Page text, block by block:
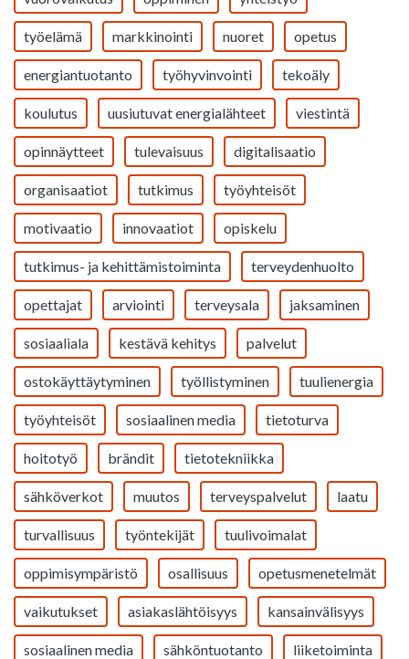
työelämä markkinointi nuoret opetus
energiantuotanto työhyvinvointi tekoäly
koulutus uusiutuvat energialähteet viestintä
opinnäytteet tulevaisuus digitalisaatio
organisaatiot tutkimus työyhteisöt
motivaatio innovaatiot opiskelu
tutkimus- ja kehittämistoiminta terveydenhuolto
opettajat arviointi terveysala jaksaminen
sosiaaliala kestävä kehitys palvelut
ostokäyttäytyminen työllistyminen tuulienergia
työyhteisöt sosiaalinen media tietoturva
hoitotyö brändit tietotekniikka
sähköverkot muutos terveyspalvelut laatu
turvallisuus työntekijät tuulivoimalat
oppimisympäristö osallisuus opetusmenetelmät
vaikutukset asiakaslähtöisyys kansainvälisyys
sosiaalinen media sähköntuotanto liiketoiminta